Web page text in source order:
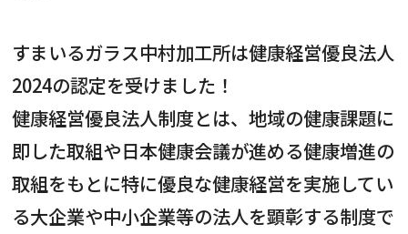
会社概要
お知らせ・社内報
採用情報
すまいるガラス中村加工所は健康経営優良法人
2024の認定を受けました！
健康経営優良法人制度とは、地域の健康課題に
即した取組や日本健康会議が進める健康増進の
取組をもとに特に優良な健康経営を実施してい
る大企業や中小企業等の法人を顕彰する制度で